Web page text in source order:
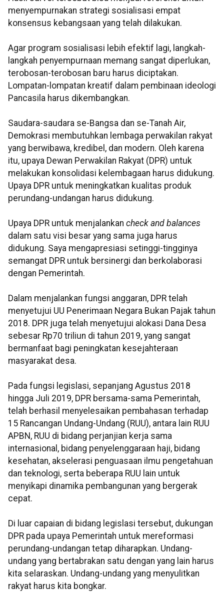
menyempurnakan strategi sosialisasi empat
konsensus kebangsaan yang telah dilakukan.
Agar program sosialisasi lebih efektif lagi, langkah-
langkah penyempurnaan memang sangat diperlukan,
terobosan-terobosan baru harus diciptakan.
Lompatan-lompatan kreatif dalam pembinaan ideologi
Pancasila harus dikembangkan.
Saudara-saudara se-Bangsa dan se-Tanah Air,
Demokrasi membutuhkan lembaga perwakilan rakyat
yang berwibawa, kredibel, dan modern. Oleh karena
itu, upaya Dewan Perwakilan Rakyat (DPR) untuk
melakukan konsolidasi kelembagaan harus didukung.
Upaya DPR untuk meningkatkan kualitas produk
perundang-undangan harus didukung.
Upaya DPR untuk menjalankan check and balances
dalam satu visi besar yang sama juga harus
didukung. Saya mengapresiasi setinggi-tingginya
semangat DPR untuk bersinergi dan berkolaborasi
dengan Pemerintah.
Dalam menjalankan fungsi anggaran, DPR telah
menyetujui UU Penerimaan Negara Bukan Pajak tahun
2018. DPR juga telah menyetujui alokasi Dana Desa
sebesar Rp70 triliun di tahun 2019, yang sangat
bermanfaat bagi peningkatan kesejahteraan
masyarakat desa.
Pada fungsi legislasi, sepanjang Agustus 2018
hingga Juli 2019, DPR bersama-sama Pemerintah,
telah berhasil menyelesaikan pembahasan terhadap
15 Rancangan Undang-Undang (RUU), antara lain RUU
APBN, RUU di bidang perjanjian kerja sama
internasional, bidang penyelenggaraan haji, bidang
kesehatan, akselerasi penguasaan ilmu pengetahuan
dan teknologi, serta beberapa RUU lain untuk
menyikapi dinamika pembangunan yang bergerak
cepat.
Di luar capaian di bidang legislasi tersebut, dukungan
DPR pada upaya Pemerintah untuk mereformasi
perundang-undangan tetap diharapkan. Undang-
undang yang bertabrakan satu dengan yang lain harus
kita selaraskan. Undang-undang yang menyulitkan
rakyat harus kita bongkar.